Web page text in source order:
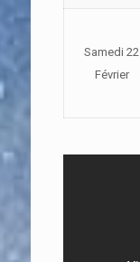
Samedi 22
Février